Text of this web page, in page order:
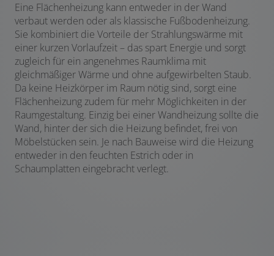
Eine Flächenheizung kann entweder in der Wand
verbaut werden oder als klassische Fußbodenheizung.
Sie kombiniert die Vorteile der Strahlungswärme mit
einer kurzen Vorlaufzeit – das spart Energie und sorgt
zugleich für ein angenehmes Raumklima mit
gleichmäßiger Wärme und ohne aufgewirbelten Staub.
Da keine Heizkörper im Raum nötig sind, sorgt eine
Flächenheizung zudem für mehr Möglichkeiten in der
Raumgestaltung. Einzig bei einer Wandheizung sollte die
Wand, hinter der sich die Heizung befindet, frei von
Möbelstücken sein. Je nach Bauweise wird die Heizung
entweder in den feuchten Estrich oder in
Schaumplatten eingebracht verlegt.